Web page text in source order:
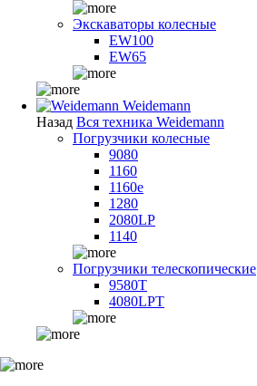
Экскаваторы колесные
EW100
EW65
Weidemann
Назад Вся техника Weidemann
Погрузчики колесные
9080
1160
1160e
1280
2080LP
1140
Погрузчики телескопические
9580T
4080LPT